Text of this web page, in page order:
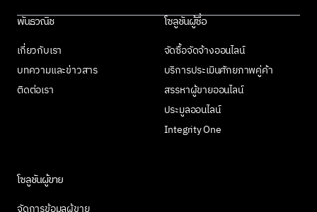
พันธวณิช
เกี่ยวกับเรา
บทความและข่าวสาร
ติดต่อเรา
โซลูชันผู้ซื้อ
จัดซื้อจัดจ้างออนไลน์
บริการประเมินศักยภาพคู่ค้า
สรรหาผู้ขายออนไลน์
ประมูลออนไลน์
Integrity One
โซลูชันผู้ขาย